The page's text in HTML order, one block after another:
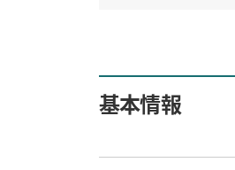
基本情報